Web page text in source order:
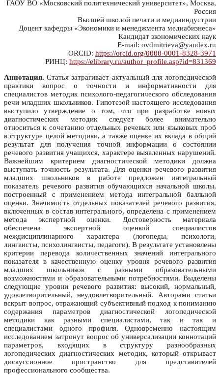
ГАОУ ВО «Московский политехнический университет», Москва,
Россия
Высшей школой печати и медиаиндустрии
Доцент кафедры «Экономики и менеджмента медиабизнеса»
Кандидат экономических наук
E-mail: ovdmitrieva@yandex.ru
ORCID: https://orcid.org/0000-0001-8328-3971
РИНЦ: https://elibrary.ru/author_profile.asp?id=831369
Аннотация. Статья затрагивает актуальный для логопедической
практики вопрос о точности и информативности для
специалистов методик психолого-педагогического обследования
речи младших школьников. Гипотезой настоящего исследования
выступило утверждение о том, что при разработке новых
диагностических методик следует более внимательно
относиться к сочетанию отдельных речевых или языковых проб
в структуре целой методики, а также оценке их вклада в общий
результат для получения точной информации о состоянии
речевого развития учащихся, характере выявленных нарушений.
Важнейшим критерием диагностической методики должна
выступать точность результата. Для оценки речевого развития
младших школьников в работе предложен интегральный
показатель речевого развития обучающихся начальной школы,
построенный с применением метода интегральной балльной
оценки. Значимость отдельных показателей речевого развития,
включенных в состав интегрального, определена с применением
метода экспертной оценки. Достоверность материала
обеспечена экспертной оценкой специалистов
междисциплинарного характера (логопеды, психологи,
лингвисты, психолингвисты, педагоги). В результате установлены
критерии перевода количественных значений интегрального
показателя в качественную оценку уровня речевого развития
младших школьников с разными образовательными
возможностями и образовательными потребностями. Выделены
следующие уровни речевого развития: высокий, нормальный,
удовлетворительный, неудовлетворительный. Авторами статьи
вскрыт вопрос, отражающий субъективный подход к пониманию
содержания параметров диагностической логопедической
методики как разными специалистами, так и так и
специалистами одного профиля. Одновременно настоящим
исследованием затронут вопрос об универсализации коннотаций
параметров, входящих в структуру разнообразных
логопедических диагностических методик, который открывает
дискуссионное пространство для представителей
профессионального сообщества.